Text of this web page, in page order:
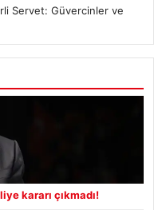
Servet: Güvercinler ve
kararı çıkmadı!